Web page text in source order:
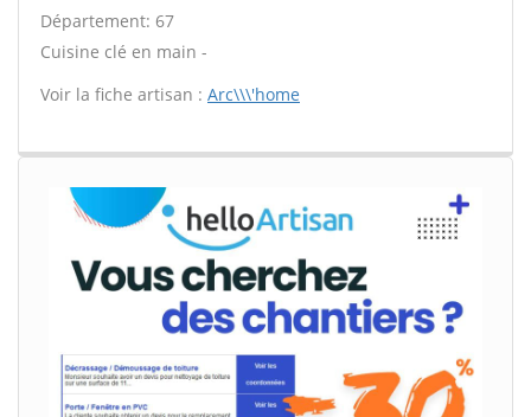
Département: 67
Cuisine clé en main -
Voir la fiche artisan : Arc\\\'home